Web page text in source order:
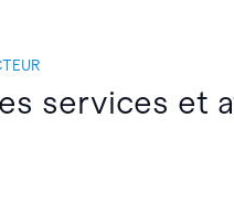
services et